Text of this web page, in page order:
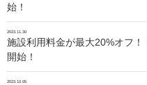
始！
2023.11.30
施設利用料金が最大20%オフ！
開始！
2023.10.05